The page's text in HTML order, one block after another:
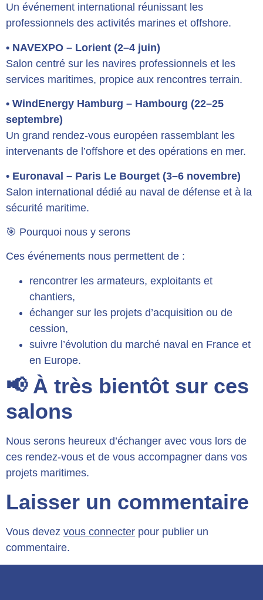
Un événement international réunissant les
professionnels des activités marines et offshore.
• NAVEXPO – Lorient (2–4 juin)
Salon centré sur les navires professionnels et les
services maritimes, propice aux rencontres terrain.
• WindEnergy Hamburg – Hambourg (22–25
septembre)
Un grand rendez-vous européen rassemblant les
intervenants de l’offshore et des opérations en mer.
• Euronaval – Paris Le Bourget (3–6 novembre)
Salon international dédié au naval de défense et à la
sécurité maritime.
🎯 Pourquoi nous y serons
Ces événements nous permettent de :
rencontrer les armateurs, exploitants et
chantiers,
échanger sur les projets d’acquisition ou de
cession,
suivre l’évolution du marché naval en France et
en Europe.
📢 À très bientôt sur ces
salons
Nous serons heureux d’échanger avec vous lors de
ces rendez-vous et de vous accompagner dans vos
projets maritimes.
Laisser un commentaire
Vous devez vous connecter pour publier un
commentaire.